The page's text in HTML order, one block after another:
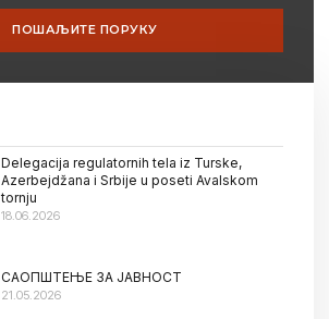
ПОШАЉИТЕ ПОРУКУ
Delegacija regulatornih tela iz Turske,
Azerbejdžana i Srbije u poseti Avalskom
tornju
18.06.2026
САОПШТЕЊЕ ЗА ЈАВНОСТ
21.05.2026